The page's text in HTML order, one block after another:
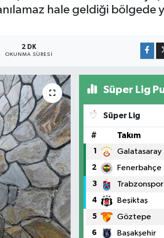
hale geldiği bölgede
2 DK
OKUNMA SÜRESI
Süper Lig
Süper Lig
# Takım
1 Galatasaray
2 Fenerbahçe
3 Trabzonspor
4 Beşiktaş
5 Göztepe
6 Başakşehir